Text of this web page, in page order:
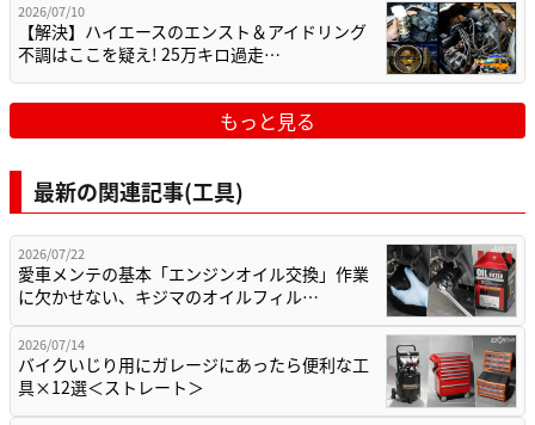
2026/07/10
【解決】ハイエースのエンスト＆アイドリング
不調はここを疑え! 25万キロ過走…
もっと見る
最新の関連記事(工具)
2026/07/22
愛車メンテの基本「エンジンオイル交換」作業
に欠かせない、キジマのオイルフィル…
2026/07/14
バイクいじり用にガレージにあったら便利な工
具×12選＜ストレート＞